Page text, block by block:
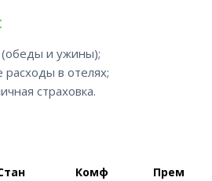
и ужины);
в отелях;
страховка.
Комф
Прем